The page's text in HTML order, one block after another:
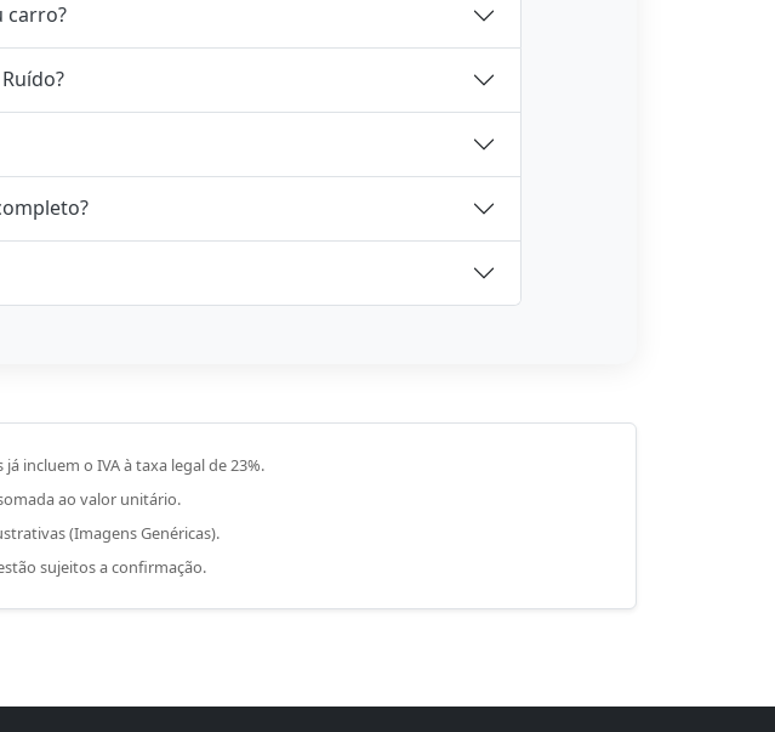
carro?
incluem o IVA à taxa legal de 23%.
ao valor unitário.
(Imagens Genéricas).
sujeitos a confirmação.